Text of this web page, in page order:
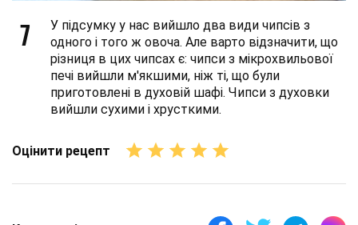
7
У підсумку у нас вийшло два види чипсів з
одного і того ж овоча. Але варто відзначити, що
різниця в цих чипсах є: чипси з мікрохвильової
печі вийшли м'якшими, ніж ті, що були
приготовлені в духовій шафі. Чипси з духовки
вийшли сухими і хрусткими.
Оцінити рецепт